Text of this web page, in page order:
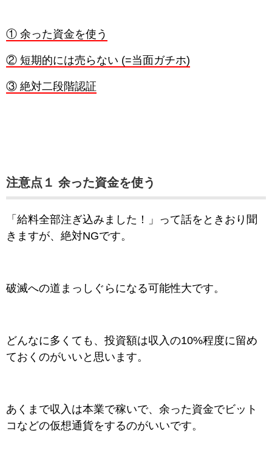
① 余った資金を使う
② 短期的には売らない (=当面ガチホ)
③ 絶対二段階認証
注意点１ 余った資金を使う
「給料全部注ぎ込みました！」って話をときおり聞
きますが、絶対NGです。
破滅への道まっしぐらになる可能性大です。
どんなに多くても、投資額は収入の10%程度に留め
ておくのがいいと思います。
あくまで収入は本業で稼いで、余った資金でビット
コなどの仮想通貨をするのがいいです。